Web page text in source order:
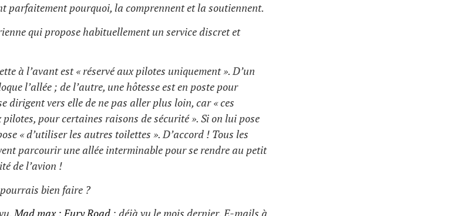
parfaitement pourquoi, la comprennent et la soutiennent.
qui propose habituellement un service discret et
à l’avant est « réservé aux pilotes uniquement ». D’un
l’allée ; de l’autre, une hôtesse est en poste pour
dirigent vers elle de ne pas aller plus loin, car « ces
pour certaines raisons de sécurité ». Si on lui pose
« d’utiliser les autres toilettes ». D’accord ! Tous les
parcourir une allée interminable pour se rendre au petit
de l’avion !
bien faire ?